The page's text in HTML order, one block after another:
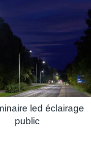
led éclairage
public